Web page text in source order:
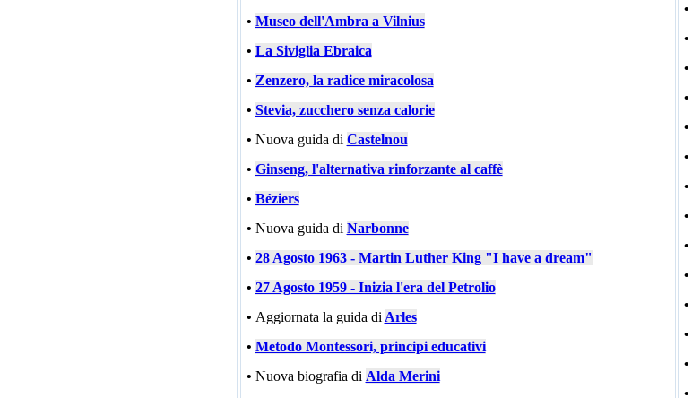
• Museo dell'Ambra a Vilnius
• La Siviglia Ebraica
• Zenzero, la radice miracolosa
• Stevia, zucchero senza calorie
• Nuova guida di Castelnou
• Ginseng, l'alternativa rinforzante al caffè
• Béziers
• Nuova guida di Narbonne
• 28 Agosto 1963 - Martin Luther King "I have a dream"
• 27 Agosto 1959 - Inizia l'era del Petrolio
• Aggiornata la guida di Arles
• Metodo Montessori, principi educativi
• Nuova biografia di Alda Merini
•
•
•
•
•
•
•
•
•
•
•
•
•
•